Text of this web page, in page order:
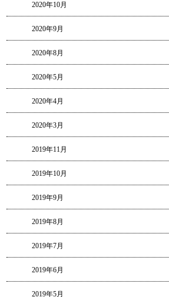
2020年10月
2020年9月
2020年8月
2020年5月
2020年4月
2020年3月
2019年11月
2019年10月
2019年9月
2019年8月
2019年7月
2019年6月
2019年5月